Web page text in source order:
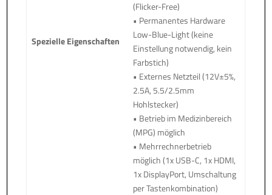
Spezielle Eigenschaften
(Flicker-Free)
• Permanentes Hardware
Low-Blue-Light (keine
Einstellung notwendig, kein
Farbstich)
• Externes Netzteil (12V±5%,
2.5A, 5.5/2.5mm
Hohlstecker)
• Betrieb im Medizinbereich
(MPG) möglich
• Mehrrechnerbetrieb
möglich (1x USB-C, 1x HDMI,
1x DisplayPort, Umschaltung
per Tastenkombination)